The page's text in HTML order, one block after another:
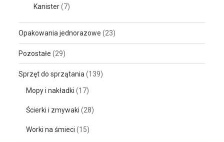
Kanister (7)
Opakowania jednorazowe (23)
Pozostałe (29)
Sprzęt do sprzątania (139)
Mopy i nakładki (17)
Ścierki i zmywaki (28)
Worki na śmieci (15)